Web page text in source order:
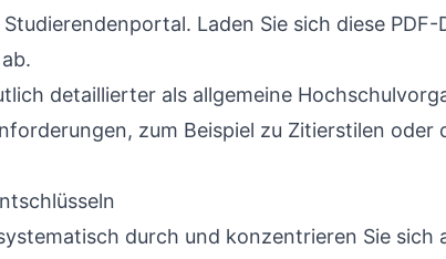
Laden Sie sich diese
detaillierter als allgemeine
zum Beispiel zu Zitierstilen oder
durch und konzentrieren Sie sich